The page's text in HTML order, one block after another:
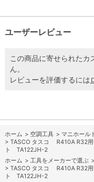
ユーザーレビュー
この商品に寄せられた
ん。
レビューを評価するには
ホーム > 空調工具 > マニホール
> TASCO タスコ R410A R32用
ト TA122JH-2
ホーム > 工具をメーカーで選ぶ >
> TASCO タスコ R410A R32用
ト TA122JH-2